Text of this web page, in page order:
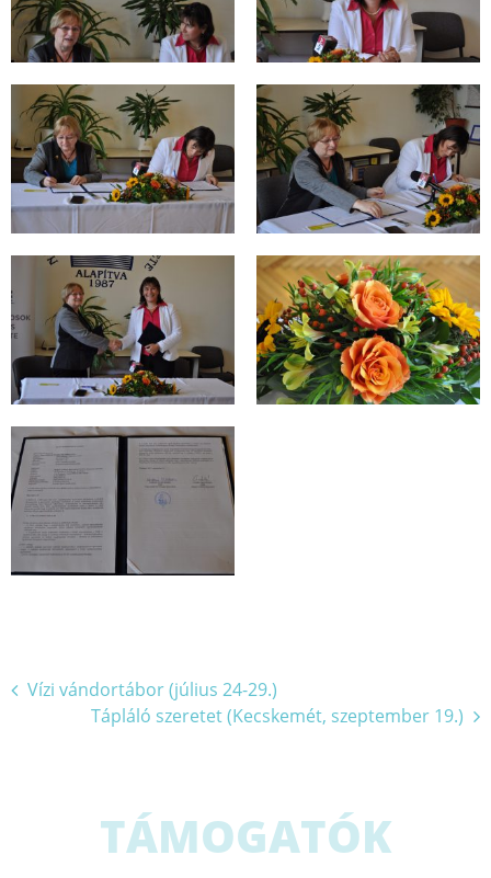
Bejegyzés
navigáció
Vízi vándortábor (július 24-29.)
Tápláló szeretet (Kecskemét, szeptember 19.)
TÁMOGATÓK